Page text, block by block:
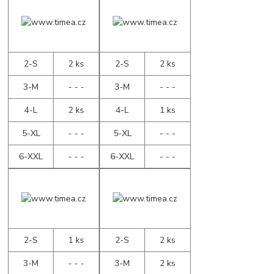
2-S
2 ks
3-M
- - -
4-L
2 ks
5-XL
- - -
6-XXL
- - -
2-S
2 ks
3-M
- - -
4-L
1 ks
5-XL
- - -
6-XXL
- - -
2-S
1 ks
3-M
- - -
2-S
2 ks
3-M
2 ks